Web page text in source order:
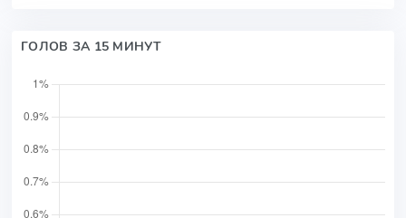
ГОЛОВ ЗА 15 МИНУТ